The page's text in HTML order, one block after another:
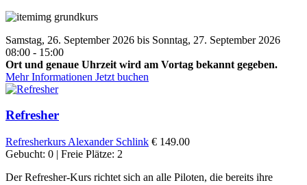
Samstag, 26. September 2026 bis Sonntag, 27. September 2026
08:00 - 15:00
Ort und genaue Uhrzeit wird am Vortag bekannt gegeben.
Mehr Informationen Jetzt buchen
Refresher
Refresherkurs Alexander Schlink € 149.00
Gebucht: 0 | Freie Plätze: 2
Der Refresher-Kurs richtet sich an alle Piloten, die bereits ihre